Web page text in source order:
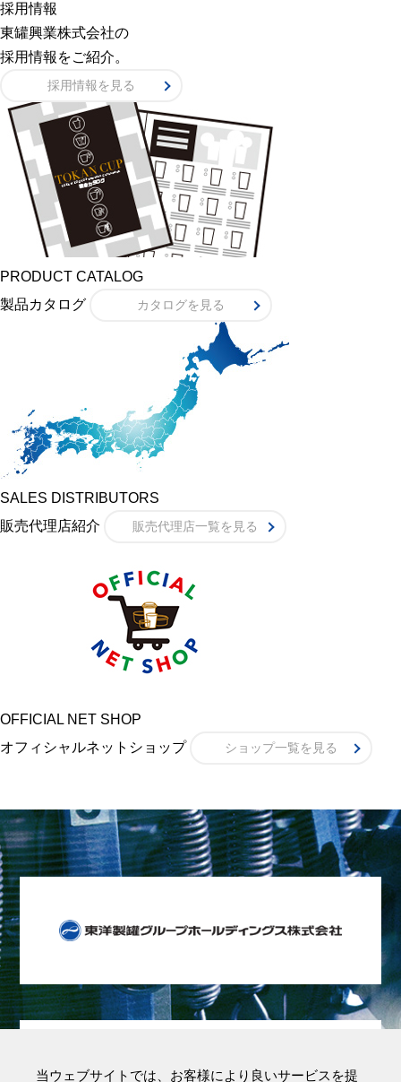
採用情報
東罐興業株式会社の
採用情報をご紹介。
採用情報を見る
PRODUCT CATALOG
製品カタログ
カタログを見る
SALES DISTRIBUTORS
販売代理店紹介
販売代理店一覧を見る
OFFICIAL NET SHOP
オフィシャルネットショップ
ショップ一覧を見る
当ウェブサイトでは、お客様により良いサービスを提